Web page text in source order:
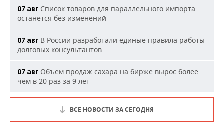
07 авг Список товаров для параллельного импорта
останется без изменений
07 авг В России разработали единые правила работы
долговых консультантов
07 авг Объем продаж сахара на бирже вырос более
чем в 20 раз за 9 лет
ВСЕ НОВОСТИ ЗА СЕГОДНЯ